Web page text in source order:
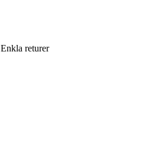
Enkla returer